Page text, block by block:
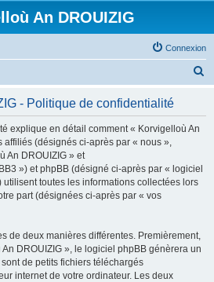
An DROUIZIG
Connexion
- Politique de confidentialité
explique en détail comment « Korvigelloù An
affiliés (désignés ci-après par « nous »,
An DROUIZIG » et
») et phpBB (désigné ci-après par « logiciel
toutes les informations collectées lors
part (désignées ci-après par « vos
de deux manières différentes. Premièrement,
DROUIZIG », le logiciel phpBB génèrera un
de petits fichiers téléchargés
internet de votre ordinateur. Les deux